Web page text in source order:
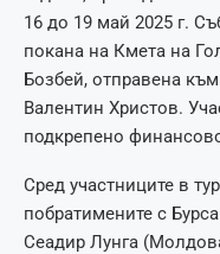
16 до 19 май 2025 г.
покана на Кмета на
Бозбей, отправена
Валентин Христов.
подкрепено
Сред участниците в
побратимените с
Сеадир Лунга